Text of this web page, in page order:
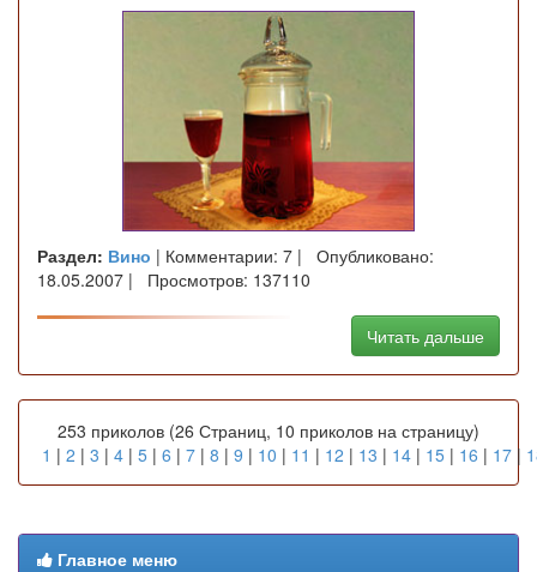
Раздел: Вино | Комментарии: 7 | Опубликовано:
18.05.2007 | Просмотров: 137110
Читать дальше
253 приколов (26 Страниц, 10 приколов на страницу)
1 | 2 | 3 | 4 | 5 | 6 | 7 | 8 | 9 | 10 | 11 | 12 | 13 | 14 | 15 | 16 | 17 |
Главное меню